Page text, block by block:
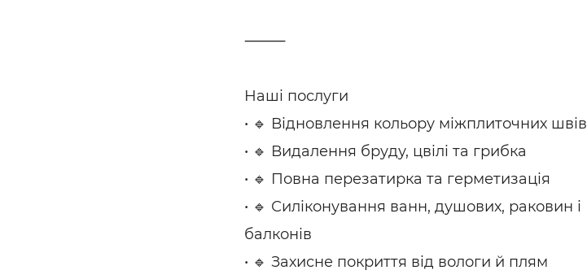
⸻
Наші послуги
• 🔹 Відновлення кольору міжплиточних швів
• 🔹 Видалення бруду, цвілі та грибка
• 🔹 Повна перезатирка та герметизація
• 🔹 Силіконування ванн, душових, раковин і
балконів
• 🔹 Захисне покриття від вологи й плям